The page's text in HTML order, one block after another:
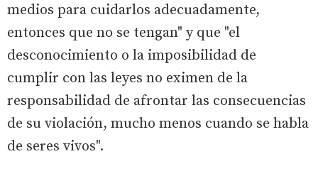
medios para cuidarlos adecuadamente,
entonces que no se tengan" y que "el
desconocimiento o la imposibilidad de
cumplir con las leyes no eximen de la
responsabilidad de afrontar las consecuencias
de su violación, mucho menos cuando se habla
de seres vivos".